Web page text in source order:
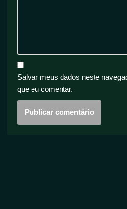
Salvar meus dados neste
que eu comentar.